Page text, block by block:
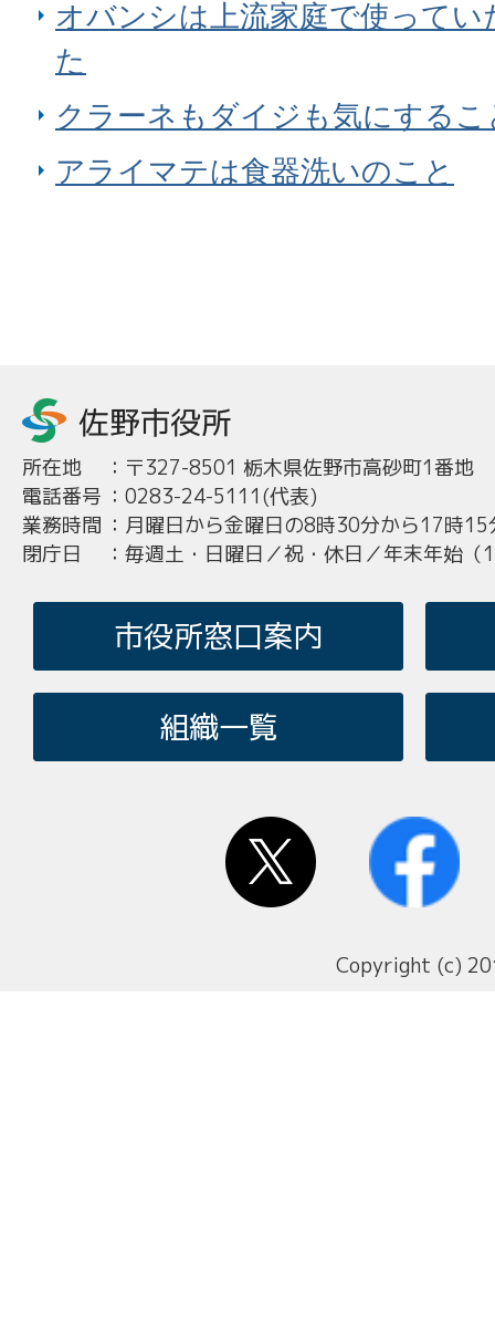
オバンシは上流家庭で使って
た
クラーネもダイジも気にする
アライマテは食器洗いのこと
所在地 ： 〒327-8501 栃木県佐野市高砂町1番地
電話番号 ： 0283-24-5111(代表)
業務時間 ： 月曜日から金曜日の8時30分から17時15
閉庁日
： 毎週土・日曜日／祝・休日／年末年始
市役所窓口案内
組織一覧
Copyright (c)